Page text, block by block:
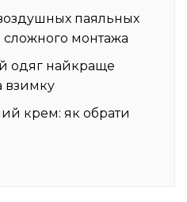
паяльных
монтажа
одяг найкраще
взимку
крем: як обрати